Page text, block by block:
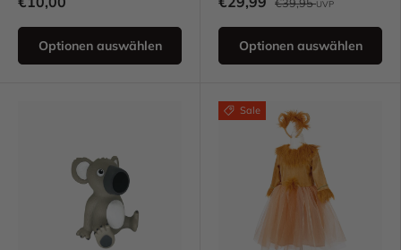
Optionen auswählen
€39,95UVP
Optionen auswählen
Sale